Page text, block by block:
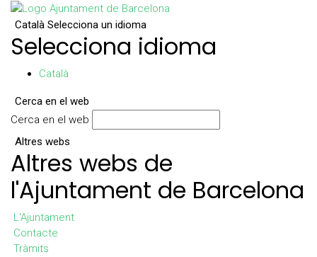
Català Selecciona un idioma
Selecciona idioma
Català
Cerca en el web
Cerca en el web
Altres webs
Altres webs de
l'Ajuntament de Barcelona
L'Ajuntament
Contacte
Tràmits